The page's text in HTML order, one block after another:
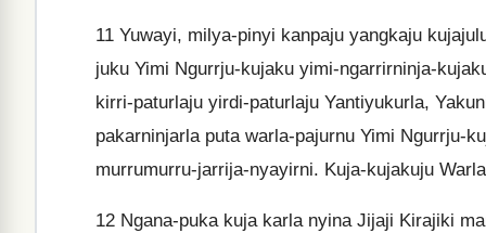
11 Yuwayi, milya-pinyi kanpaju yangkaju
juku Yimi Ngurrju-kujaku yimi-ngarrirninja-
kirri-paturlaju yirdi-paturlaju Yantiyukurla,
pakarninjarla puta warla-pajurnu Yimi Ngurrju-
murrumurru-jarrija-nyayirni. Kuja-kujakuju
12 Ngana-puka kuja karla nyina Jijaji Kirajiki